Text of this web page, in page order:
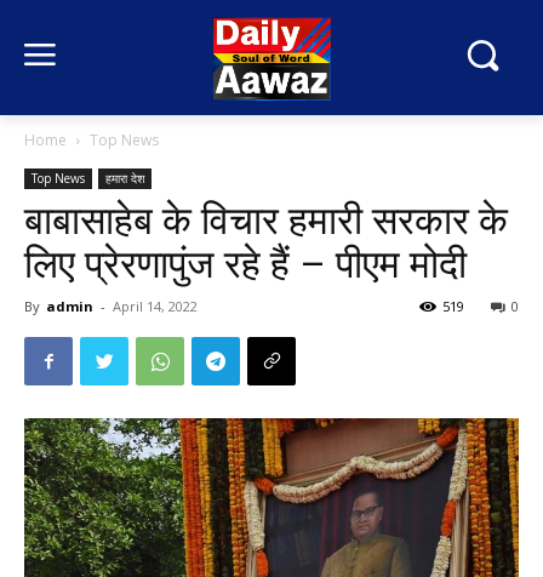
Home Top News
Top News हमारा देश
बाबासाहेब के विचार हमारी सरकार के
लिए प्रेरणापुंज रहे हैं – पीएम मोदी
By admin - April 14, 2022 0
519